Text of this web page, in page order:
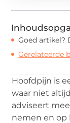
Goed artikel?
Gerelateerde
Hoofdpijn is
waar niet
adviseert
nemen en op